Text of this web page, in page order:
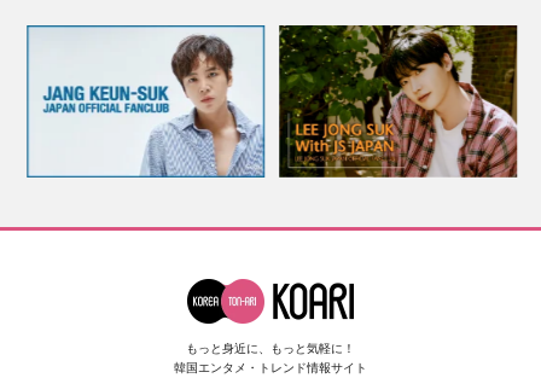
もっと身近に、もっと気軽に！
韓国エンタメ・トレンド情報サイト